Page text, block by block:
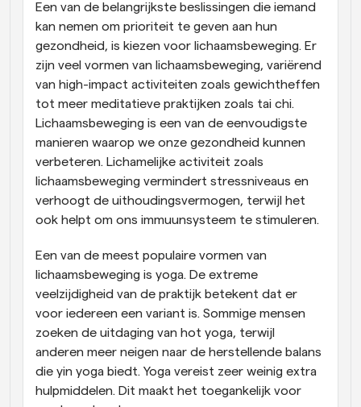
Een van de belangrijkste beslissingen die iemand
kan nemen om prioriteit te geven aan hun
gezondheid, is kiezen voor lichaamsbeweging. Er
zijn veel vormen van lichaamsbeweging, variërend
van high-impact activiteiten zoals gewichtheffen
tot meer meditatieve praktijken zoals tai chi.
Lichaamsbeweging is een van de eenvoudigste
manieren waarop we onze gezondheid kunnen
verbeteren. Lichamelijke activiteit zoals
lichaamsbeweging vermindert stressniveaus en
verhoogt de uithoudingsvermogen, terwijl het
ook helpt om ons immuunsysteem te stimuleren.
Een van de meest populaire vormen van
lichaamsbeweging is yoga. De extreme
veelzijdigheid van de praktijk betekent dat er
voor iedereen een variant is. Sommige mensen
zoeken de uitdaging van hot yoga, terwijl
anderen meer neigen naar de herstellende balans
die yin yoga biedt. Yoga vereist zeer weinig extra
hulpmiddelen. Dit maakt het toegankelijk voor